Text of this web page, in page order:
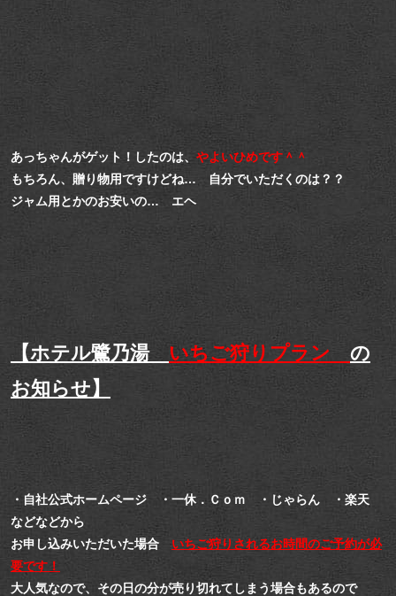
あっちゃんがゲット！したのは、 やよいひめです＾＾
もちろん、贈り物用ですけどね… 自分でいただくのは？？
ジャム用とかのお安いの… エヘ
【ホテル鷺乃湯 いちご狩りプラン の
お知らせ】
・自社公式ホームページ ・一休．Ｃｏｍ ・じゃらん ・楽天
などなどから
お申し込みいただいた場合いちご狩りされるお時間のご予約が必
要です！
大人気なので、その日の分が売り切れてしまう場合もあるので